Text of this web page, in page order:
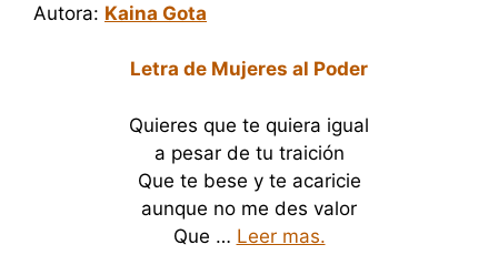
Autora: Kaina Gota
Letra de Mujeres al Poder
Quieres que te quiera igual
a pesar de tu traición
Que te bese y te acaricie
aunque no me des valor
Que … Leer mas.